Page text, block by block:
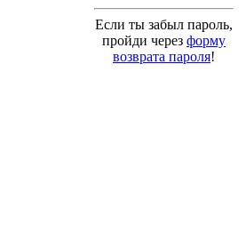
Если ты забыл пароль,
пройди через форму
возврата пароля!